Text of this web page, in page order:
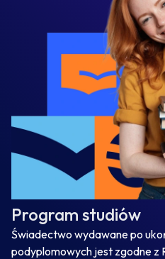
Program studiów
Świadectwo wydawane po
podyplomowych jest zgodne z